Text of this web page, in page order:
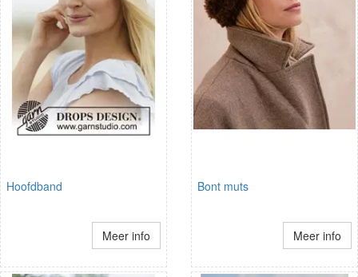
Hoofdband
Meer info
Bont muts
Meer info